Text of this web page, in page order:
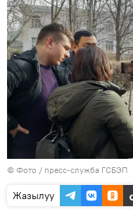
© Фото / пресс-служба ГСБЭП
Жазылуу